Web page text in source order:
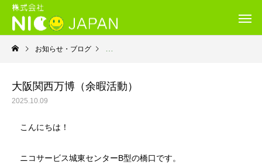
お知らせ・ブログ 就労継続支援Ｂ型・ニコサービス城東センター
大阪関西万博（余暇活動）
2025.10.09
こんにちは！
ニコサービス城東センターB型の橋口です。